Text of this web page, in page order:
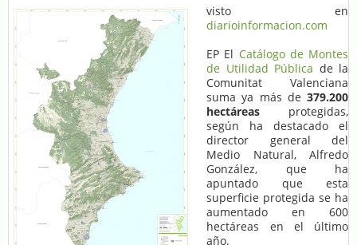
visto en
diarioinformacion.com
EP El Catálogo de Montes
de Utilidad Pública de la
Comunitat Valenciana
suma ya más de 379.200
hectáreas protegidas,
según ha destacado el
director general del
Medio Natural, Alfredo
González, que ha
apuntado que esta
superficie protegida se ha
aumentado en 600
hectáreas en el último
año.